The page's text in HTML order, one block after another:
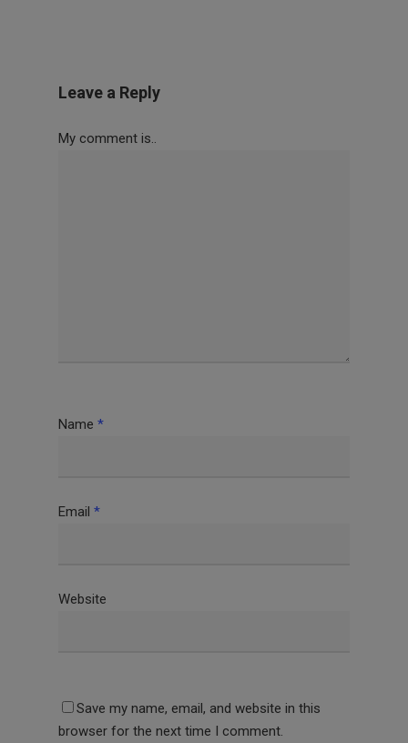
Leave a Reply
My comment is..
Name *
Email *
Website
Save my name, email, and website in this
browser for the next time I comment.